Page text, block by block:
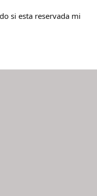
si esta reservada mi